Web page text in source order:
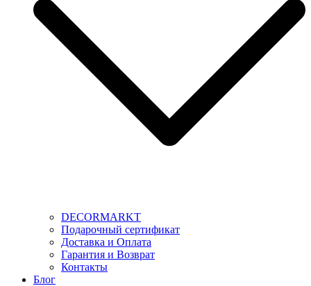
DECORMARKT
Подарочный сертификат
Доставка и Оплата
Гарантия и Возврат
Контакты
Блог